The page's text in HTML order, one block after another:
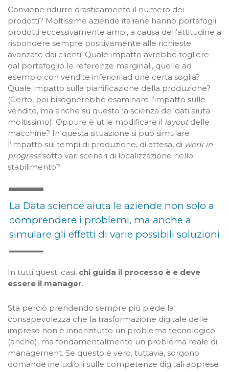
Conviene ridurre drasticamente il numero dei
prodotti? Moltissime aziende italiane hanno portafogli
prodotti eccessivamente ampi, a causa dell’attitudine a
rispondere sempre positivamente alle richieste
avanzate dai clienti. Quale impatto avrebbe togliere
dal portafoglio le referenze marginali, quelle ad
esempio con vendite inferiori ad une certa soglia?
Quale impatto sulla pianificazione della produzione?
(Certo, poi bisognerebbe esaminare l’impatto sulle
vendite, ma anche su questo la scienza dei dati aiuta
moltissimo). Oppure è utile modificare il layout delle
macchine? In questa situazione si può simulare
l’impatto sui tempi di produzione, di attesa, di work in
progresssotto vari scenari di localizzazione nello
stabilimento?
La Data science aiuta le aziende non solo a
comprendere i problemi, ma anche a
simulare gli effetti di varie possibili soluzioni
In tutti questi casi, chi guida il processo è e deve
essere il manager.
Sta perciò prendendo sempre più piede la
consapevolezza che la trasformazione digitale delle
imprese non è innanzitutto un problema tecnologico
(anche), ma fondamentalmente un problema reale di
management. Se questo è vero, tuttavia, sorgono
domande ineludibili sulle competenze digitali apprese